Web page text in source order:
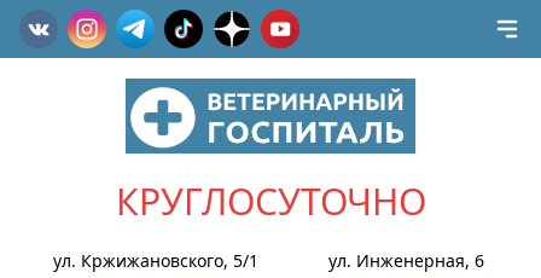
КРУГЛОСУТОЧНО
ул. Кржижановского, 5/1 ул. Инженерная, 6